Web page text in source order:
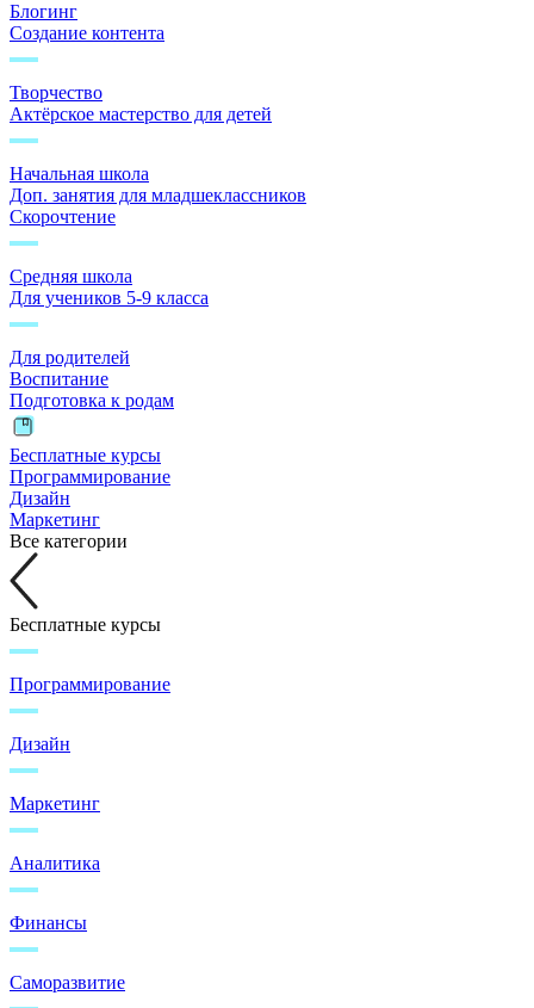
Блогинг
Создание контента
Творчество
Актёрское мастерство для детей
Начальная школа
Доп. занятия для младшеклассников
Скорочтение
Средняя школа
Для учеников 5-9 класса
Для родителей
Воспитание
Подготовка к родам
Бесплатные курсы
Программирование
Дизайн
Маркетинг
Все категории
Бесплатные курсы
Программирование
Дизайн
Маркетинг
Аналитика
Финансы
Саморазвитие